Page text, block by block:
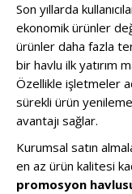
Son yıllarda
ekonomik ürünler
ürünler daha fazla
bir havlu ilk yatırım
Özellikle işletmeler
sürekli ürün
avantajı sağlar.
Kurumsal satın
en az ürün kalitesi
promosyon